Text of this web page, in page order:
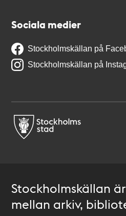
Sociala medier
Stockholmskällan på
Stockholmskällan på
Stockholmskällan
mellan arkiv,